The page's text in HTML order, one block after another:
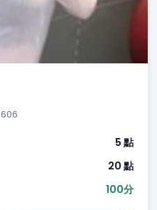
5 點
20 點
100分